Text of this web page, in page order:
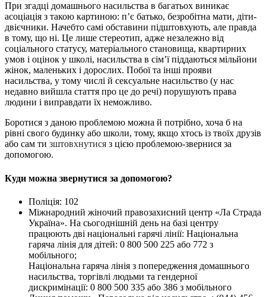
При згадці домашнього насильства в багатьох виникає
асоціація з такою картиною: п’є батько, безробітна мати, діти-
двієчники. Начебто самі обставини підштовхують, але правда
в тому, що ні. Це лише стереотип, адже незалежно від
соціального статусу, матеріального становища, квартирних
умов і оцінок у школі, насильства в сім’ї піддаються мільйони
жінок, маленьких і дорослих. Побої та інші прояви
насильства, у тому числі й сексуальне насильство (у нас
недавно вийшла стаття про це до речі) порушують права
людини і виправдати їх неможливо.
Боротися з даною проблемою можна й потрібно, хоча б на
рівні свого будинку або школи, тому, якщо хтось із твоїх друзів
або сам ти зштовхнутися з цією проблемою-звернися за
допомогою.
Куди можна звернутися за допомогою?
Поліція: 102
Міжнародний жіночий правозахисний центр «Ла Страда
Україна». На сьогоднішній день на базі центру
працюють дві національні гарячі лінії: Національна
гаряча лінія для дітей: 0 800 500 225 або 772 з
мобільного;
Національна гаряча лінія з попередження домашнього
насильства, торгівлі людьми та гендерної
дискримінації: 0 800 500 335 або 386 з мобільного